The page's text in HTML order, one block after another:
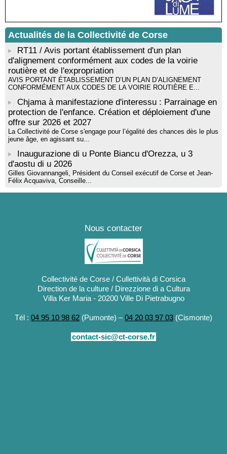
Mise en musique d’un livre jeunesse par Annik Meschinet,
musicienne pédagogue : Ateliers d’expression sonore, vocale,
Tallà
! Événement reporté ! Cycle de conférences peinture animé
par Alexandre Dominati - Mediateca territuriale di Santa Lucia di
Tallà
Actualités de la Collectivité de Corse
RT11 / Avis portant établissement d'un plan
d'alignement conformément aux codes de la voirie
routière et de l'expropriation
AVIS PORTANT ÉTABLISSEMENT D’UN PLAN D’ALIGNEMENT
CONFORMÉMENT AUX CODES DE LA VOIRIE ROUTIÈRE E...
Chjama à manifestazione d'interessu : Parrainage en
protection de l'enfance. Création et déploiement d'une
offre sur 2026 et 2027
La Collectivité de Corse s'engage pour l’égalité des chances dès le plus
jeune âge, en agissant su...
Inaugurazione di u Ponte Biancu d'Orezza, u 3
d'aostu di u 2026
Gilles Giovannangeli, Président du Conseil exécutif de Corse et Jean-
Félix Acquaviva, Conseille...
Nous contacter
Collectivité de Corse / Cullettività di Corsica
Direction de la culture / Direzzione di a Cultura
Villa Ker Maria - 20200 Ville Di Pietrabugno
Tél : 04 95 10 98 62 (Pumonte) –04 20 03 97 03 (Cismonte)
contact-sic@ct-corse.fr